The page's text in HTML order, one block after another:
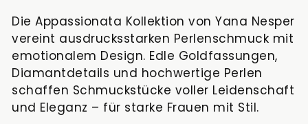
Mercier
Joia
ALLE
Brautschmuck
Uhren
für
Uhrenankauf
Goldankauf
Karriere
Die Appassionata Kollektion von Yana Nesper
vereint ausdrucksstarken Perlenschmuck mit
emotionalem Design. Edle Goldfassungen,
Diamantdetails und hochwertige Perlen
schaffen Schmuckstücke voller Leidenschaft
und Eleganz – für starke Frauen mit Stil.